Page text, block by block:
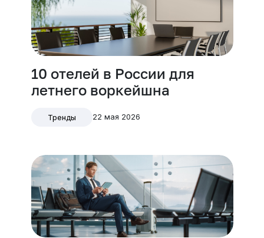
10 отелей в России для
летнего воркейшна
Тренды 22 мая 2026